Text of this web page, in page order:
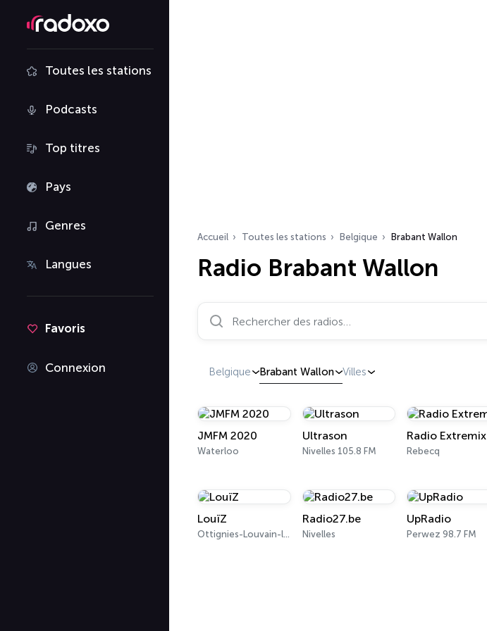
Toutes les stations
Podcasts
Top titres
Pays
Genres
Langues
Favoris
Connexion
Accueil Toutes les stations Belgique Brabant Wallon
Radio Brabant Wallon
Rechercher des radios…
Belgique Brabant Wallon Villes
JMFM 2020
Waterloo
Ultrason
Nivelles 105.8 FM
Radio Extremix
Rebecq
LouïZ
Ottignies-Louvain-la-Neuve 104.8 FM
Radio27.be
Nivelles
UpRadio
Perwez 98.7 FM